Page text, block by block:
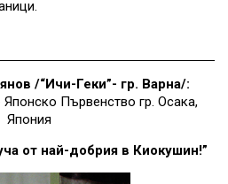
/“Ичи-Геки”- гр. Варна/:
Първенство гр. Осака,
Япония
от най-добрия в Киокушин!”